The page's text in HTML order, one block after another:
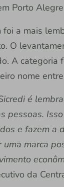
Porto
a mais
O
A categoria
nome
é
pessoas.
e fazem a
marca
da